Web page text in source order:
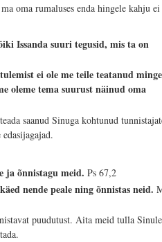
oma rumaluses enda hingele kahju ei
Issanda suuri tegusid, mis ta on
ei ole me teile teatanud
oleme tema suurust näinud oma
saanud Sinuga kohtunud
ja õnnistagu meid.Ps 67,2
nende peale ning õnnistas neid.
puudutust. Aita meid tulla Sinule